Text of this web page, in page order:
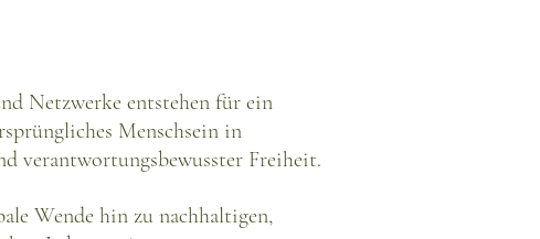
Netzwerke entstehen für ein
Menschsein in
verantwortungsbewusster Freiheit.
Wende hin zu nachhaltigen,